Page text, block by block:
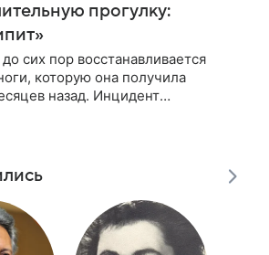
прогулку:
сих пор восстанавливается
которую она получила
назад. Инцидент